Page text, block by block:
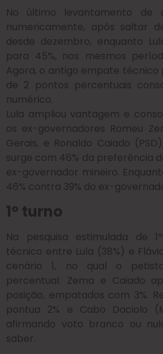
No último levantamento de
numericamente, após saltar
desde dezembro, enquanto
para 45%, nos mesmos
Agora, o antigo empate
de 2 pontos percentuais
numérico.
Lula ampliou vantagem e
os ex-governadores Romeu
Gerais, e Ronaldo Caiado
surge com 46% da preferência
ex-governador mineiro.
46% contra 39% do ex-
1º turno
Na pesquisa estimulada de
técnico entre Lula (38%) e
cenário 1, no qual o
percentual. Zema e Caiado
posição, empatados com 3%.
pontua 2% e Cabo Daciolo
afirmando voto branco ou
saber.